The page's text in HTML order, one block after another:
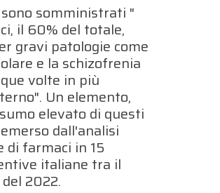
somministrati "
il 60% del totale,
gravi patologie come
e la schizofrenia
volte in più
Un elemento,
elevato di questi
dall'analisi
farmaci in 15
italiane tra il
2022.